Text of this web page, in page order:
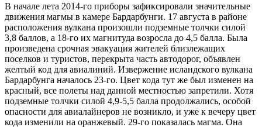
В начале лета 2014-го приборы зафиксировали значительные
движения магмы в камере Бардарбунги. 17 августа в районе
расположения вулкана произошли подземные толчки силой
3,8 баллов, а 18-го их магнитуда возросла до 4,5 балла. Была
произведена срочная эвакуация жителей близлежащих
поселков и туристов, перекрыта часть автодорог, объявлен
желтый код для авиалиний. Извержение исландского вулкана
Бардарбунга началось 23-го. Цвет кода тут же был изменен на
красный, все полеты над данной местностью запретили. Хотя
подземные толчки силой 4,9-5,5 балла продолжались, особой
опасности для авиалайнеров не возникло, и уже к вечеру цвет
кода изменили на оранжевый. 29-го показалась магма. Она